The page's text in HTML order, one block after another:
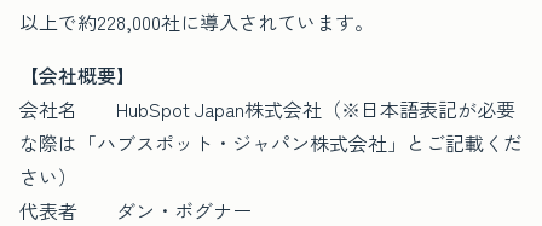
以上で約228,000社に導入されています。
【会社概要】
会社名 HubSpot Japan株式会社（※日本語表記が必要
な際は「ハブスポット・ジャパン株式会社」とご記載くだ
さい）
代表者 ダン・ボグナー